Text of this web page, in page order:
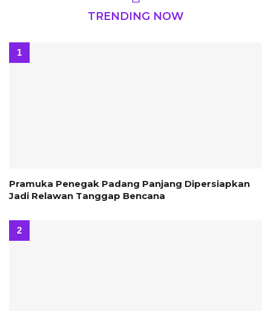
TRENDING NOW
Pramuka Penegak Padang Panjang Dipersiapkan
Jadi Relawan Tanggap Bencana